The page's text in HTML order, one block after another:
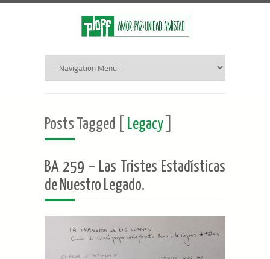
Posts Tagged [ Legacy
BA 259 – Las Tristes Estadísticas
de Nuestro Legado.